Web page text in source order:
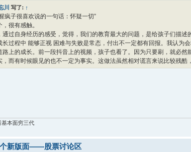
川 写了: ↑
疯子很喜欢说的一句话：怀疑一切”
很有感触。
通过自身经历的感受，觉得，我们的教育最大的问题，是给孩子们描述
长过程中 能够正视 困难与失败是常态，付出不一定都有回报。我认为
路上的成长。前一段抖音上的视频，孩子也看了。因为只要刷，就必
，而有时候眼见的也不一定为事实。这做法虽然相对谎言来说比较残酷
本面穷三代
新版面——股票讨论区